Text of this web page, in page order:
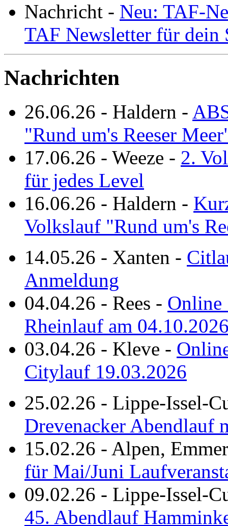
Nachricht - Neu: TAF-
TAF Newsletter für dein
Nachrichten
26.06.26 - Haldern -
"Rund um's Reeser
17.06.26 - Weeze - 2.
für jedes Level
16.06.26 - Haldern -
Volkslauf "Rund um's
14.05.26 - Xanten -
Anmeldung
04.04.26 - Rees - Online
Rheinlauf am
03.04.26 - Kleve -
Citylauf 19.03.2026
25.02.26 - Lippe-Issel-
Drevenacker Abendlauf
15.02.26 - Alpen,
für Mai/Juni
09.02.26 - Lippe-Issel-
45. Abendlauf